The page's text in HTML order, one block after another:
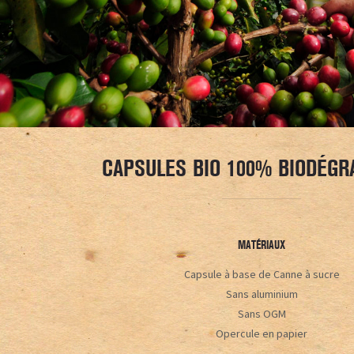
CAPSULES BIO 100%
MATÉRIAUX
Capsule à base de Canne à sucre
Sans aluminium
Sans OGM
Opercule en papier